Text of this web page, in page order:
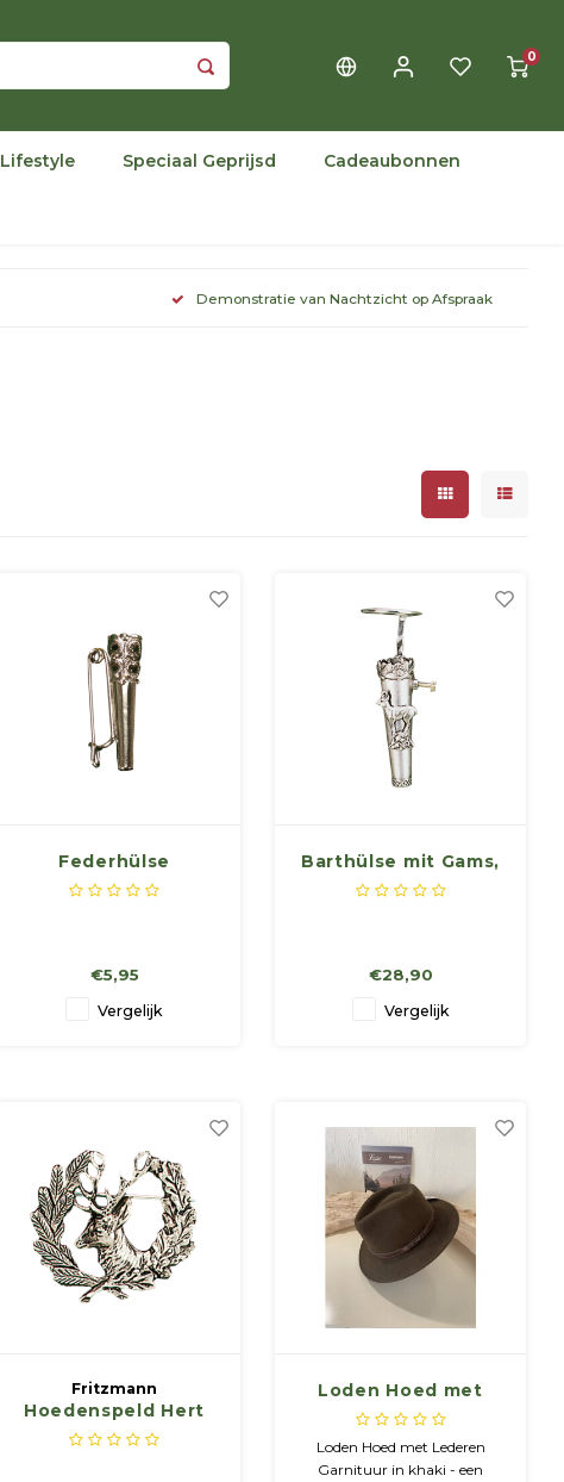
0
Lifestyle Speciaal Geprijsd Cadeaubonnen
Demonstratie van Nachtzicht op Afspraak
Federhülse
€5,95
Vergelijk
Barthülse mit Gams,
Höhe 4,5 cm, Ø 12
€28,90
Vergelijk
Fritzmann
Hoedenspeld Hert
Loden Hoed met
Lederen Garnituur
Loden Hoed met Lederen
Garnituur in khaki - een